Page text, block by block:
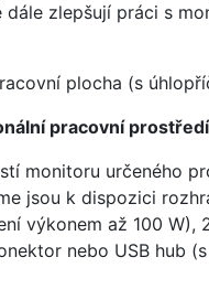
zlepšují práci s
plocha (s
pracovní prostředí
monitoru určeného
jsou k dispozici
výkonem až 100
nebo USB hub